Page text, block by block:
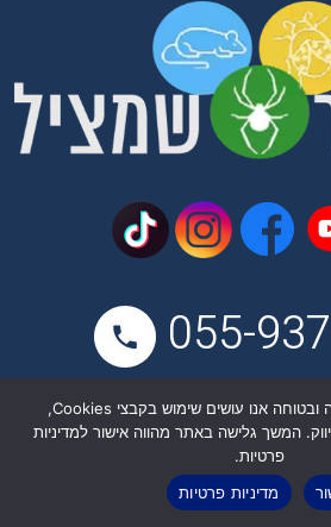
055-
3054
בן יהודה 16, תל אביב,
לשם חוויית שימוש נוחה ובטוחה אנו עושים שימוש בקבצי Cookies,
המשך גלישה באתר מהווה אישור למדיניות
פרטיות.
מדיניות פרטיות